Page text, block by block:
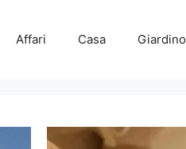
Affari Casa Giardino